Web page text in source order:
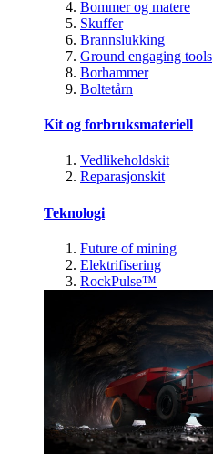
Bommer og matere
Skuffer
Brannslukking
Ground engaging tools
Borhammer
Boltetårn
Kit og forbruksmateriell
Vedlikeholdskit
Reparasjonskit
Teknologi
Future of mining
Elektrifisering
RockPulse™